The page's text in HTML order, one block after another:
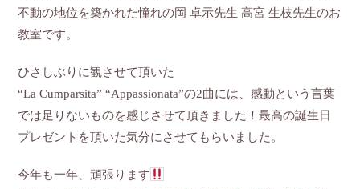
不動の地位を築かれた憧れの岡 卓示先生 高宮 生枝先生のお
教室です。
ひさしぶりに観させて頂いた
“La Cumparsita” “Appassionata”の2曲には、感動という言葉
では足りないものを感じさせて頂きました！最高の誕生日
プレゼントを頂いた気分にさせてもらいました。
今年も一年、頑張ります